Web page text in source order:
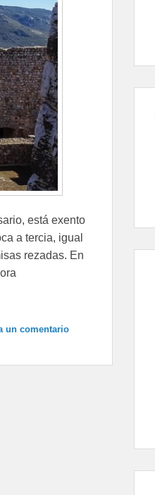
está exento
a tercia, igual
rezadas. En
un comentario